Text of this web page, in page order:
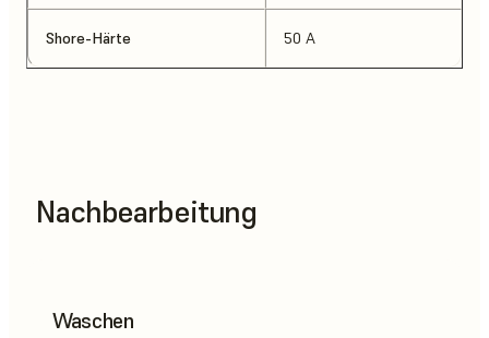
Shore-Härte 50 A
Nachbearbeitung
Waschen